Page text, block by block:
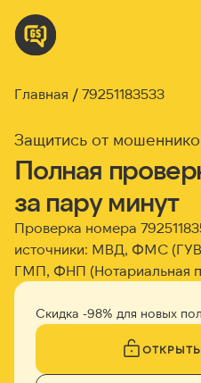
Главная 79251183533
Защитись от
Полная
за пару минут
Проверка номера
источники: МВД, ФМС
ГМП, ФНП (Нотариальная
Скидка -98% для новых